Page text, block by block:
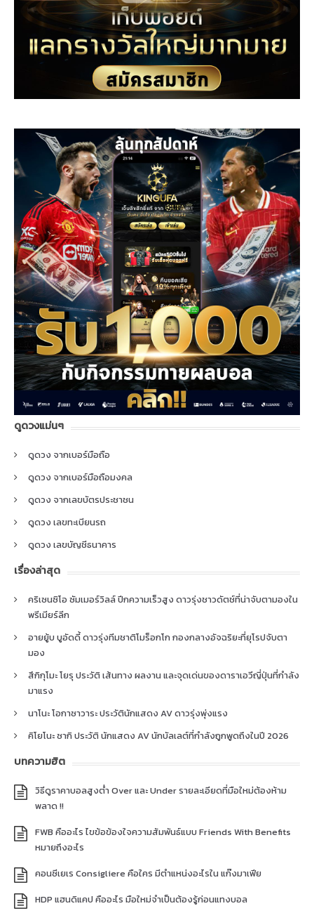
ดูดวงแม่นๆ
ดูดวง จากเบอร์มือถือ
ดูดวง จากเบอร์มือถือมงคล
ดูดวง จากเลขบัตรประชาชน
ดูดวง เลขทะเบียนรถ
ดูดวง เลขบัญชีธนาคาร
เรื่องล่าสุด
คริเซนซิโอ ซัมเมอร์วิลล์ ปีกความเร็วสูง ดาวรุ่งชาวดัตช์ที่น่าจับตามองใน
พรีเมียร์ลีก
อายยู้บ บูอัดดี้ ดาวรุ่งทีมชาติโมร็อกโก กองกลางอัจฉริยะที่ยุโรปจับตา
มอง
สึกิกุโมะ โยรุ ประวัติ เส้นทาง ผลงาน และจุดเด่นของดาราเอวีญี่ปุ่นที่กำลัง
มาแรง
นาโนะ โอกาซาวาระ ประวัตินักแสดง AV ดาวรุ่งพุ่งแรง
คิโยโนะ ซากิ ประวัติ นักแสดง AV นักบัลเลต์ที่กำลังถูกพูดถึงในปี 2026
บทความฮิต
วิธีดูราคาบอลสูงต่ำ Over และ Under รายละเอียดที่มือใหม่ต้องห้าม
พลาด !!
FWB คืออะไร ไขข้อข้องใจความสัมพันธ์แบบ Friends With Benefits
หมายถึงอะไร
คอนซีเยเร Consigliere คือใคร มีตำแหน่งอะไรใน แก๊งมาเฟีย
HDP แฮนดิแคป คืออะไร มือใหม่จำเป็นต้องรู้ก่อนแทงบอล